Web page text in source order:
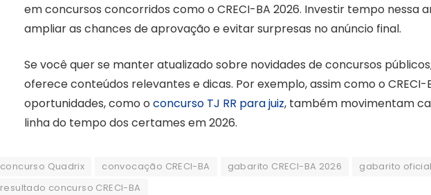
em concursos concorridos como o CRECI-BA 2026. Investir tempo nessa
ampliar as chances de aprovação e evitar surpresas no anúncio final.
Se você quer se manter atualizado sobre novidades de concursos
oferece conteúdos relevantes e dicas. Por exemplo, assim como o CRECI-
oportunidades, como o concurso TJ RR para juiz, também movimentam
linha do tempo dos certames em 2026.
concurso Quadrix convocação CRECI-BA gabarito CRECI-BA 2026
gabarito oficial
resultado concurso CRECI-BA